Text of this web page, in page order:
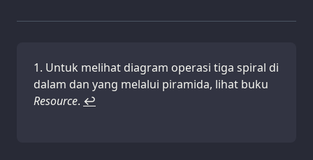
Untuk melihat diagram operasi tiga spiral di
dalam dan yang melalui piramida, lihat buku
Resource. ↩